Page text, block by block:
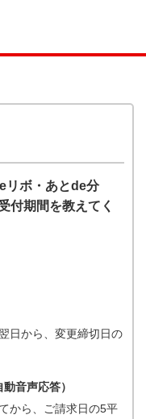
リボ・あとde分
付期間を教えてく
日から、変更締切日の
音声応答）
から、ご請求日の5平